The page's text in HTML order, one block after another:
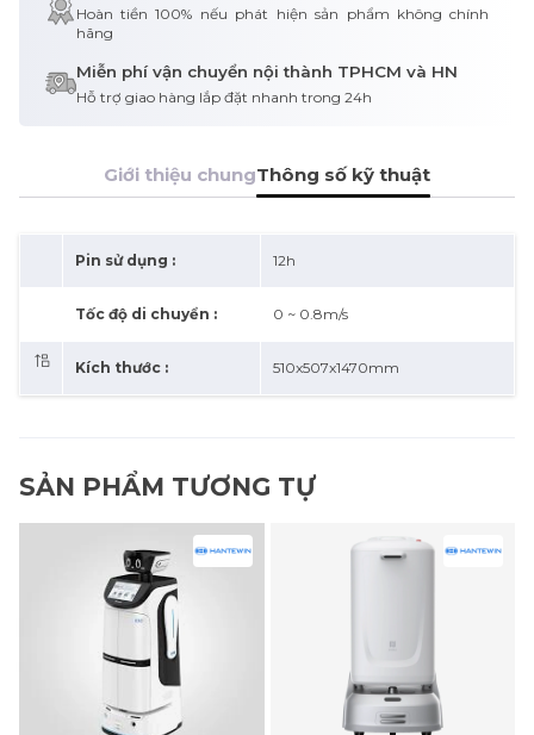
Hoàn tiền 100% nếu phát hiện sản phẩm không chính
hãng
Miễn phí vận chuyển nội thành TPHCM và HN
Hỗ trợ giao hàng lắp đặt nhanh trong 24h
Giới thiệu chungThông số kỹ thuật
Pin sử dụng : 12h
Tốc độ di chuyển : 0 ~ 0.8m/s
Kích thước : 510x507x1470mm
SẢN PHẨM TƯƠNG TỰ